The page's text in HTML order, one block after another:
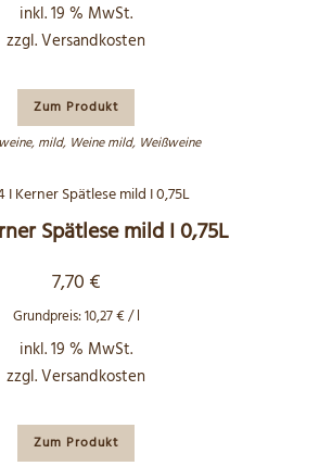
inkl. 19 % MwSt.
zzgl.Versandkosten
Zum Produkt
, mild, Weine mild, Weißweine
Spätlese mild I 0,75L
7,70 €
Grundpreis:10,27€/l
inkl. 19 % MwSt.
zzgl.Versandkosten
Zum Produkt